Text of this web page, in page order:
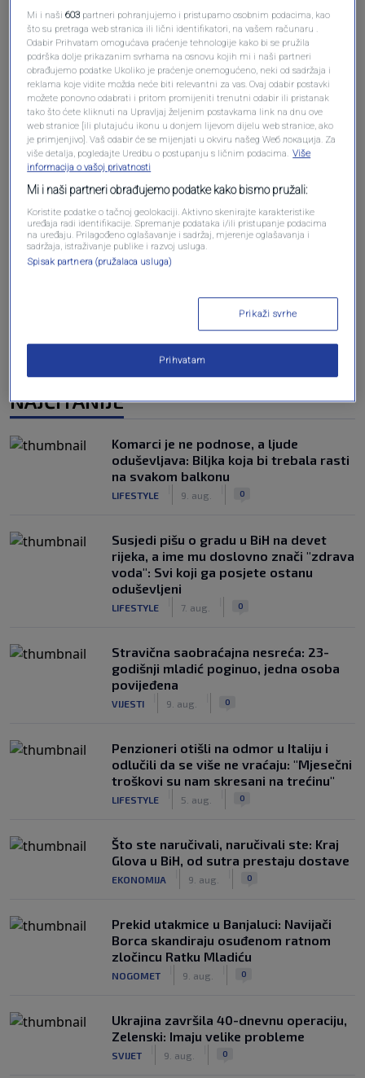
Oglas
Oglas
NAJČITANIJE
Komarci je ne podnose, a ljude
oduševljava: Biljka koja bi trebala rasti
na svakom balkonu
LIFESTYLE 9. aug. 0
Susjedi pišu o gradu u BiH na devet
rijeka, a ime mu doslovno znači "zdrava
voda": Svi koji ga posjete ostanu
oduševljeni
LIFESTYLE 7. aug. 0
Stravična saobraćajna nesreća: 23-
godišnji mladić poginuo, jedna osoba
povijeđena
VIJESTI 9. aug. 0
Penzioneri otišli na odmor u Italiju i
odlučili da se više ne vraćaju: "Mjesečni
troškovi su nam skresani na trećinu"
LIFESTYLE 5. aug. 0
Što ste naručivali, naručivali ste: Kraj
Glova u BiH, od sutra prestaju dostave
EKONOMIJA 9. aug. 0
Prekid utakmice u Banjaluci: Navijači
Borca skandiraju osuđenom ratnom
zločincu Ratku Mladiću
NOGOMET 9. aug. 0
Ukrajina završila 40-dnevnu operaciju,
Zelenski: Imaju velike probleme
SVIJET 9. aug. 0
Mi i naši603 partneri pohranjujemo i pristupamo osobnim podacima, kao
što su pretraga web stranica ili lični identifikatori, na vašem računaru .
Odabir Prihvatam omogućava praćenje tehnologije kako bi se pružila
podrška dolje prikazanim svrhama na osnovu kojih mi i naši partneri
obrađujemo podatke Ukoliko je praćenje onemogućeno, neki od sadržaja i
reklama koje vidite možda neće biti relevantni za vas. Ovaj odabir postavki
možete ponovno odabrati i pritom promijeniti trenutni odabir ili pristanak
tako što ćete kliknuti na Upravljaj željenim postavkama link na dnu ove
web stranice [ili plutajuću ikonu u donjem lijevom dijelu web stranice, ako
je primjenjivo]. Vaš odabir će se mijenjati u okviru našeg Wеб локација. Za
više detalja, pogledajte Uredbu o postupanju s ličnim podacima. Više
informacija o vašoj privatnosti
Mi i naši partneri obrađujemo podatke kako bismo pružali:
Koristite podatke o tačnoj geolokaciji. Aktivno skenirajte karakteristike
uređaja radi identifikacije. Spremanje podataka i/ili pristupanje podacima
na uređaju. Prilagođeno oglašavanje i sadržaj, mjerenje oglašavanja i
sadržaja, istraživanje publike i razvoj usluga.
Spisak partnera (pružalaca usluga)
Prikaži svrhe
Prihvatam